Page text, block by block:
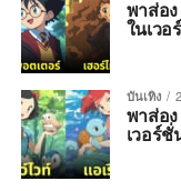
พาส่อง
ในเวอ
บันเทิง
พาส่อง
เวอร์